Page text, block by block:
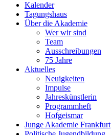
Kalender
Tagungshaus
Über die Akademie
Wer wir sind
Team
Ausschreibungen
75 Jahre
Aktuelles
Neuigkeiten
Impulse
Jahreskünstlerin
Programmheft
Hofgeismar
Junge Akademie Frankfurt